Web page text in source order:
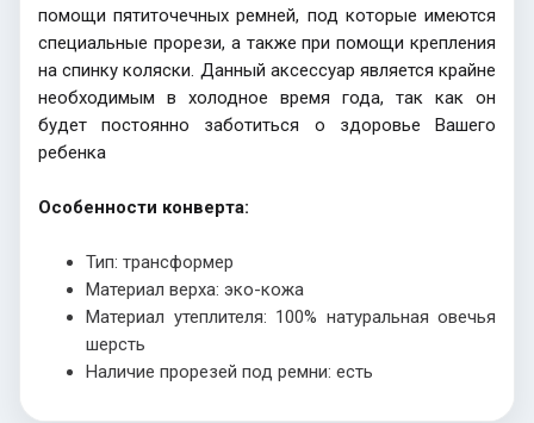
помощи пятиточечных ремней, под которые имеются
специальные прорези, а также при помощи крепления
на спинку коляски. Данный аксессуар является крайне
необходимым в холодное время года, так как он
будет постоянно заботиться о здоровье Вашего
ребенка
Особенности конверта:
Тип: трансформер
Материал верха: эко-кожа
Материал утеплителя: 100% натуральная овечья
шерсть
Наличие прорезей под ремни: есть